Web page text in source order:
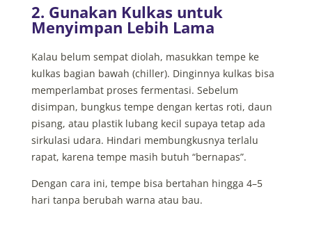
2. Gunakan Kulkas untuk
Menyimpan Lebih Lama
Kalau belum sempat diolah, masukkan tempe ke
kulkas bagian bawah (chiller). Dinginnya kulkas bisa
memperlambat proses fermentasi. Sebelum
disimpan, bungkus tempe dengan kertas roti, daun
pisang, atau plastik lubang kecil supaya tetap ada
sirkulasi udara. Hindari membungkusnya terlalu
rapat, karena tempe masih butuh “bernapas”.
Dengan cara ini, tempe bisa bertahan hingga 4–5
hari tanpa berubah warna atau bau.